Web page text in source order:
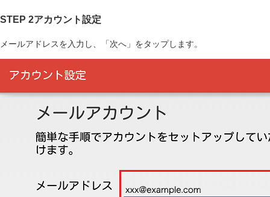
STEP 2アカウント設定
メールアドレスを入力し、「次へ」をタップします。